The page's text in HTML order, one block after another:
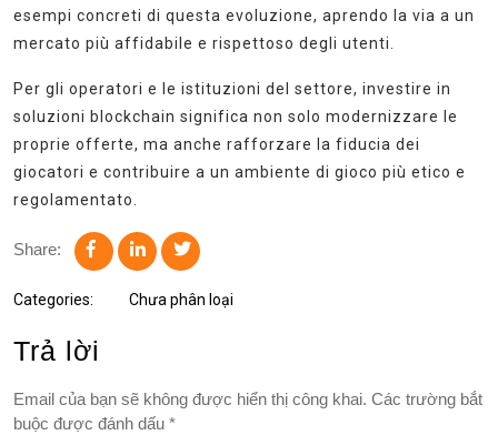
esempi concreti di questa evoluzione, aprendo la via a un
mercato più affidabile e rispettoso degli utenti.
Per gli operatori e le istituzioni del settore, investire in
soluzioni blockchain significa non solo modernizzare le
proprie offerte, ma anche rafforzare la fiducia dei
giocatori e contribuire a un ambiente di gioco più etico e
regolamentato.
Share:
Categories: Chưa phân loại
Trả lời
Email của bạn sẽ không được hiển thị công khai. Các trường bắt
buộc được đánh dấu *